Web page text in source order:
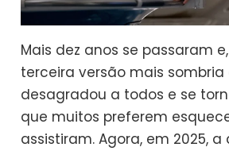
Mais dez anos se passaram
terceira versão mais
desagradou a todos e se
que muitos preferem
assistiram. Agora, em 2025,